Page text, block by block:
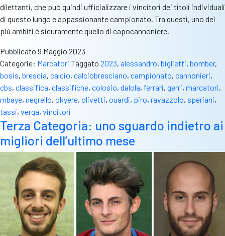
dilettanti, che può quindi ufficializzare i vincitori dei titoli individuali
di questo lungo e appassionante campionato. Tra questi, uno dei
più ambiti è sicuramente quello di capocannoniere.
Pubblicato 9 Maggio 2023
Categorie: Marcatori Taggato 2023, alessandro, biglietti, bomber,
bosis, brescia, calcio, calciobresciano, campionato, cannonieri,
cbs, classifica, classifiche, colosio, dalola, ferrari, gerri, marcatori,
mbaye, negrello, okyere, olivetti, ouardi, piro, ravazzolo, speriani,
tassi, verga, vincitori
Terza Categoria: uno sguardo indietro ai
migliori dell’ultimo mese